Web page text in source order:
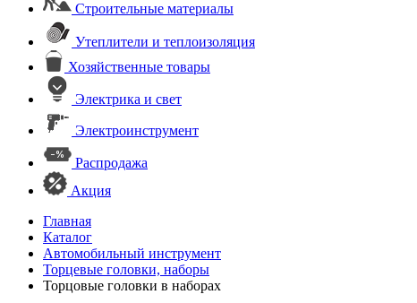
Строительные материалы
Утеплители и теплоизоляция
Хозяйственные товары
Электрика и свет
Электроинструмент
Распродажа
Акция
Главная
Каталог
Автомобильный инструмент
Торцевые головки, наборы
Торцовые головки в наборах